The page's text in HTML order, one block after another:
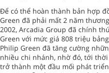
Để có thể hoàn thành bản hợp
Green đã phải mất 2 năm
2002, Arcadia Group đã chính
Green với mức giá 808 triệu
Philip Green đã tăng cường
nhiều chi nhánh, nhờ đó, tới
trở thành một đầu mối phát